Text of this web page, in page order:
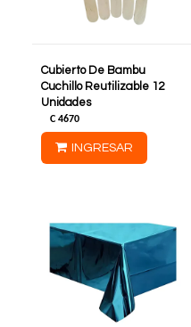
Cubierto De Bambu
Cuchillo Reutilizable 12
Unidades
C 4670
INGRESAR